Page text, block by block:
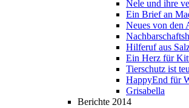
Nele und ihre
Ein Brief an
Neues von den
Hilferuf aus
Ein Herz für
Tierschutz ist
HappyEnd für
Grisabella
Berichte 2014